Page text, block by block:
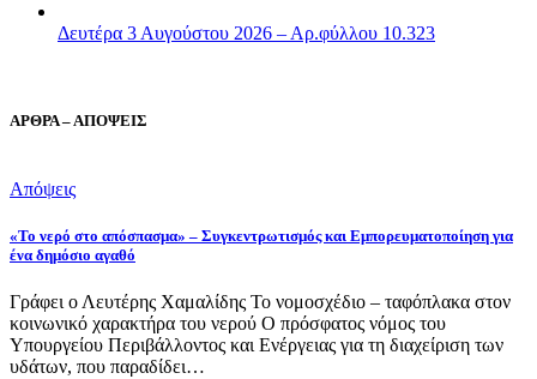
Δευτέρα 3 Αυγούστου 2026 – Αρ.φύλλου 10.323
ΑΡΘΡΑ – ΑΠΟΨΕΙΣ
Απόψεις
«Το νερό στο απόσπασμα» – Συγκεντρωτισμός και Εμπορευματοποίηση για
ένα δημόσιο αγαθό
Γράφει ο Λευτέρης Χαμαλίδης Το νομοσχέδιο – ταφόπλακα στον
κοινωνικό χαρακτήρα του νερού Ο πρόσφατος νόμος του
Υπουργείου Περιβάλλοντος και Ενέργειας για τη διαχείριση των
υδάτων, που παραδίδει…